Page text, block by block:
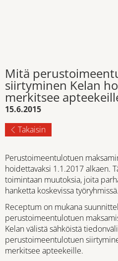
Mitä
siirtyminen Kelan
merkitsee
15.6.2015
Takaisin
Perustoimeentulotuen
hoidettavaksi 1.1.2017 alkaen.
toimintaan muutoksia, joita
hanketta koskevissa työryhmissä.
Receptum on mukana
perustoimeentulotuen
Kelan välistä sähköistä
perustoimeentulotuen
merkitsee apteekeille.